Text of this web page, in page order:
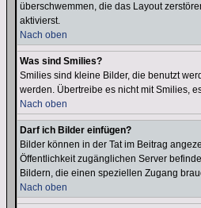
überschwemmen, die das Layout
aktivierst.
Nach oben
Was sind Smilies?
Smilies sind kleine Bilder, die benutzt
werden. Übertreibe es nicht mit Smilies,
Nach oben
Darf ich Bilder einfügen?
Bilder können in der Tat im Beitrag
Öffentlichkeit zugänglichen Server
Bildern, die einen speziellen Zugang
Nach oben